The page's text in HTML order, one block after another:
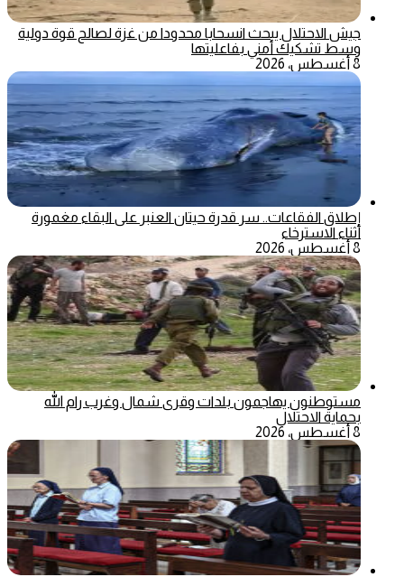
جيش الاحتلال يبحث انسحابا محدودا من غزة لصالح قوة دولية
وسط تشكيك أمني بفاعليتها
8 أغسطس، 2026
إطلاق الفقاعات.. سر قدرة حيتان العنبر على البقاء مغمورة
أثناء الاسترخاء
8 أغسطس، 2026
مستوطنون يهاجمون بلدات وقرى شمال وغرب رام الله
بحماية الاحتلال
8 أغسطس، 2026